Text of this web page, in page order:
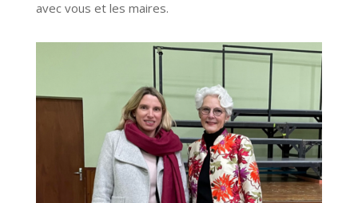
avec vous et les maires.